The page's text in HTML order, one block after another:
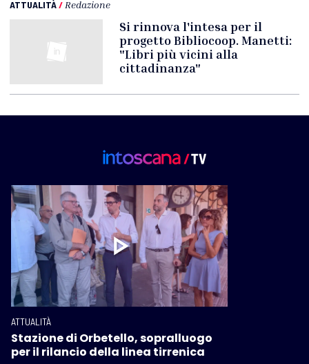
ATTUALITÀ/ Redazione
Si rinnova l'intesa per il
progetto Bibliocoop. Manetti:
"Libri più vicini alla
cittadinanza"
ATTUALITÀ
Stazione di Orbetello, sopralluogo
per il rilancio della linea tirrenica